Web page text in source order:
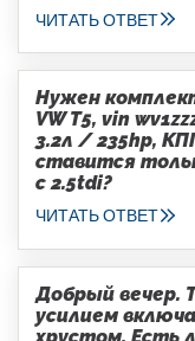
ЧИТАТЬ ОТВЕТ
Нужен
VW T5, vin
3.2л / 235hp,
ставится
с 2.5tdi?
ЧИТАТЬ ОТВЕТ
Добрый вечер.
усилием